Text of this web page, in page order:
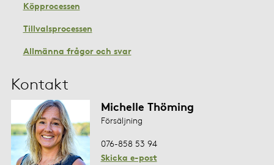
Köpprocessen
Tillvalsprocessen
Allmänna frågor och svar
Kontakt
Michelle Thöming
Försäljning
076-858 53 94
Skicka e-post